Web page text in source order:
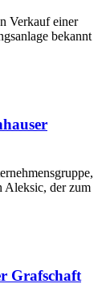
Verkauf einer
bekannt
Aleksic, der zum
Grafschaft